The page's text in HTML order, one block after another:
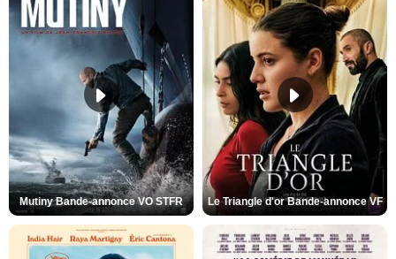
Mutiny Bande-annonce VO STFR Le Triangle d'or Bande-annonce VF